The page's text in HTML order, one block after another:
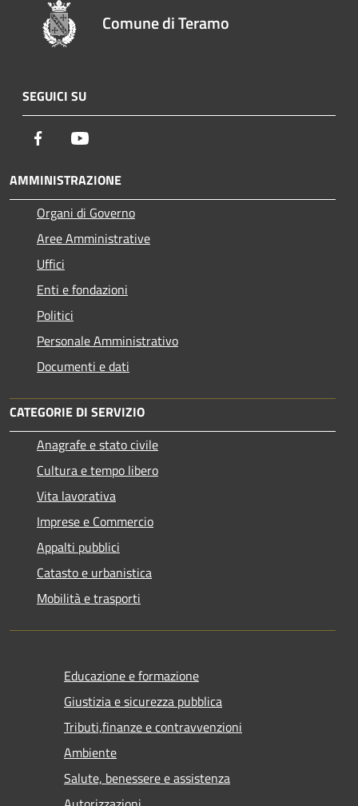
Comune di Teramo
SEGUICI SU
Facebook
AMMINISTRAZIONE
Organi di Governo
Aree Amministrative
Uffici
Enti e fondazioni
Politici
Personale Amministrativo
Documenti e dati
CATEGORIE DI SERVIZIO
Anagrafe e stato civile
Cultura e tempo libero
Vita lavorativa
Imprese e Commercio
Appalti pubblici
Catasto e urbanistica
Mobilità e trasporti
Educazione e formazione
Giustizia e sicurezza pubblica
Tributi,finanze e contravvenzioni
Ambiente
Salute, benessere e assistenza